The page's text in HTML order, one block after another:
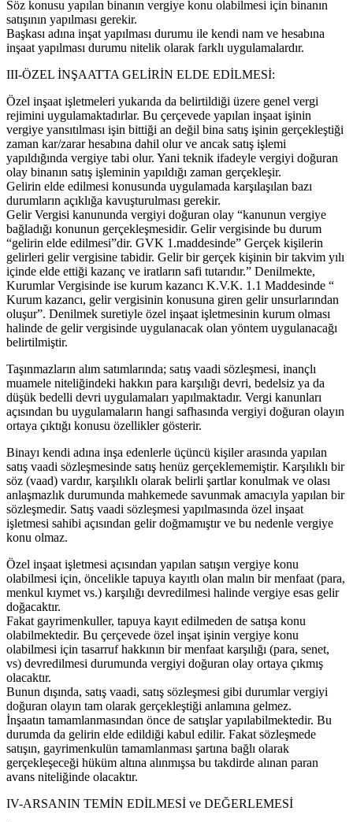
Söz konusu yapılan binanın vergiye konu olabilmesi için binanın
satışının yapılması gerekir.
Başkası adına inşat yapılması durumu ile kendi nam ve hesabına
inşaat yapılması durumu nitelik olarak farklı uygulamalardır.
III-ÖZEL İNŞAATTA GELİRİN ELDE EDİLMESİ:
Özel inşaat işletmeleri yukarıda da belirtildiği üzere genel vergi
rejimini uygulamaktadırlar. Bu çerçevede yapılan inşaat işinin
vergiye yansıtılması işin bittiği an değil bina satış işinin gerçekleştiği
zaman kar/zarar hesabına dahil olur ve ancak satış işlemi
yapıldığında vergiye tabi olur. Yani teknik ifadeyle vergiyi doğuran
olay binanın satış işleminin yapıldığı zaman gerçekleşir.
Gelirin elde edilmesi konusunda uygulamada karşılaşılan bazı
durumların açıklığa kavuşturulması gerekir.
Gelir Vergisi kanununda vergiyi doğuran olay “kanunun vergiye
bağladığı konunun gerçekleşmesidir. Gelir vergisinde bu durum
“gelirin elde edilmesi”dir. GVK 1.maddesinde” Gerçek kişilerin
gelirleri gelir vergisine tabidir. Gelir bir gerçek kişinin bir takvim yılı
içinde elde ettiği kazanç ve iratların safi tutarıdır.” Denilmekte,
Kurumlar Vergisinde ise kurum kazancı K.V.K. 1.1 Maddesinde “
Kurum kazancı, gelir vergisinin konusuna giren gelir unsurlarından
oluşur”. Denilmek suretiyle özel inşaat işletmesinin kurum olması
halinde de gelir vergisinde uygulanacak olan yöntem uygulanacağı
belirtilmiştir.
Taşınmazların alım satımlarında; satış vaadi sözleşmesi, inançlı
muamele niteliğindeki hakkın para karşılığı devri, bedelsiz ya da
düşük bedelli devri uygulamaları yapılmaktadır. Vergi kanunları
açısından bu uygulamaların hangi safhasında vergiyi doğuran olayın
ortaya çıktığı konusu özellikler gösterir.
Binayı kendi adına inşa edenlerle üçüncü kişiler arasında yapılan
satış vaadi sözleşmesinde satış henüz gerçeklememiştir. Karşılıklı bir
söz (vaad) vardır, karşılıklı olarak belirli şartlar konulmak ve olası
anlaşmazlık durumunda mahkemede savunmak amacıyla yapılan bir
sözleşmedir. Satış vaadi sözleşmesi yapılmasında özel inşaat
işletmesi sahibi açısından gelir doğmamıştır ve bu nedenle vergiye
konu olmaz.
Özel inşaat işletmesi açısından yapılan satışın vergiye konu
olabilmesi için, öncelikle tapuya kayıtlı olan malın bir menfaat (para,
menkul kıymet vs.) karşılığı devredilmesi halinde vergiye esas gelir
doğacaktır.
Fakat gayrimenkuller, tapuya kayıt edilmeden de satışa konu
olabilmektedir. Bu çerçevede özel inşat işinin vergiye konu
olabilmesi için tasarruf hakkının bir menfaat karşılığı (para, senet,
vs) devredilmesi durumunda vergiyi doğuran olay ortaya çıkmış
olacaktır.
Bunun dışında, satış vaadi, satış sözleşmesi gibi durumlar vergiyi
doğuran olayın tam olarak gerçekleştiği anlamına gelmez.
İnşaatın tamamlanmasından önce de satışlar yapılabilmektedir. Bu
durumda da gelirin elde edildiği kabul edilir. Fakat sözleşmede
satışın, gayrimenkulün tamamlanması şartına bağlı olarak
gerçekleşeceği hüküm altına alınmışsa bu takdirde alınan paran
avans niteliğinde olacaktır.
IV-ARSANIN TEMİN EDİLMESİ ve DEĞERLEMESİ